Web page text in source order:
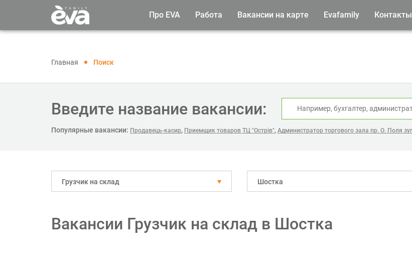
Про EVA Работа Вакансии на карте Evafamily Контакты
Главная Поиск
Введите название вакансии:
Популярные вакансии: Продавець-касир, Приемщик товаров ТЦ "Острів", Администратор торгового зала пр. О. Поля
Грузчик на склад Шостка
Вакансии Грузчик на склад в Шостка